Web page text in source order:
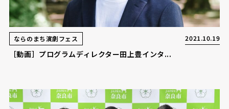
ならのまち演劇フェス 2021.10.19
［動画］プログラムディレクター田上豊インタ...